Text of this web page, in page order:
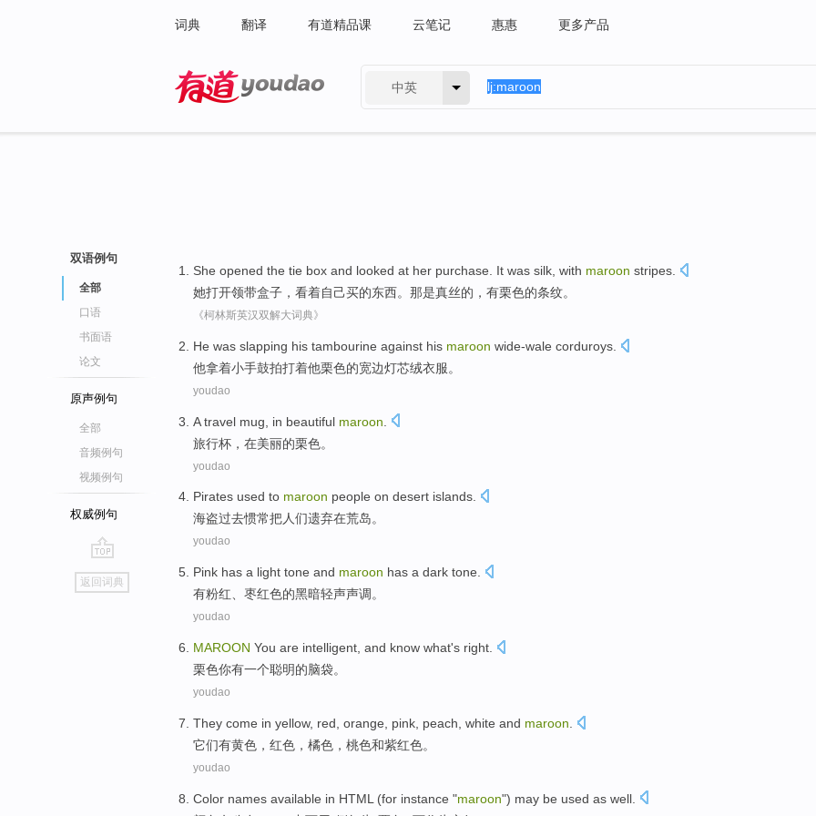
词典 翻译 有道精品课 云笔记 惠惠 更多产品
中英
双语例句
全部
口语
书面语
论文
原声例句
全部
音频例句
视频例句
权威例句
go
top
返回词典
She opened the tie box and looked at her purchase It was silk with maroon stripes
她打开领带盒子 ， 看着自己买的东西。 那是真丝的， 有栗色的条纹。
《柯林斯英汉双解大词典》
He was slapping his tambourine against his maroon wide-wale corduroys
他拿着小手鼓拍打着他栗色的宽边灯芯绒衣服。
youdao
A travel mug in beautiful maroon
旅行杯 ， 在美丽的栗色。
youdao
Pirates used to maroon people on desert islands.
海盗过去惯常把人们遗弃在荒岛。
youdao
Pink has a light tone and maroon has a dark tone.
有粉红
枣红色的黑暗轻声声调 。
youdao
MAROON You are intelligent , and know what's right.
栗色你有一个聪明的脑袋。
youdao
They come in yellow, red orange , pink, peach , white and maroon
它们有黄色 ， 红色 ， 橘色 ， 桃色和紫红色。
youdao
Color names available in HTML (for instance "maroon") may be used as well